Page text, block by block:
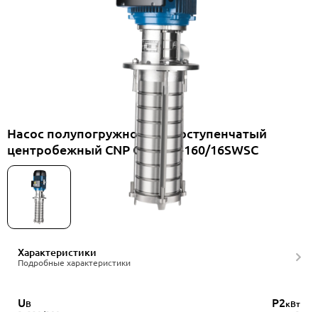
Насос полупогружной многоступенчатый
центробежный CNP CDLKF4-160/16SWSC
Характеристики
Подробные характеристики
UВ
P2кВт